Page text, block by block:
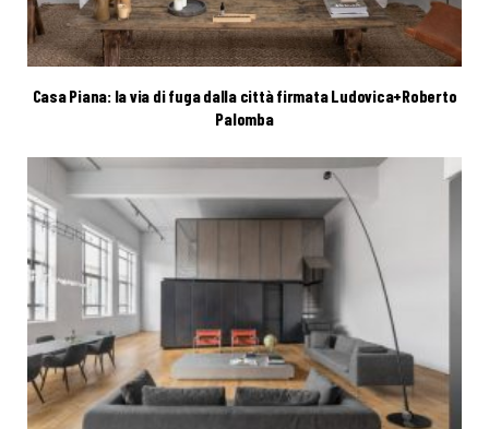
Casa Piana: la via di fuga dalla città firmata Ludovica+Roberto
Palomba